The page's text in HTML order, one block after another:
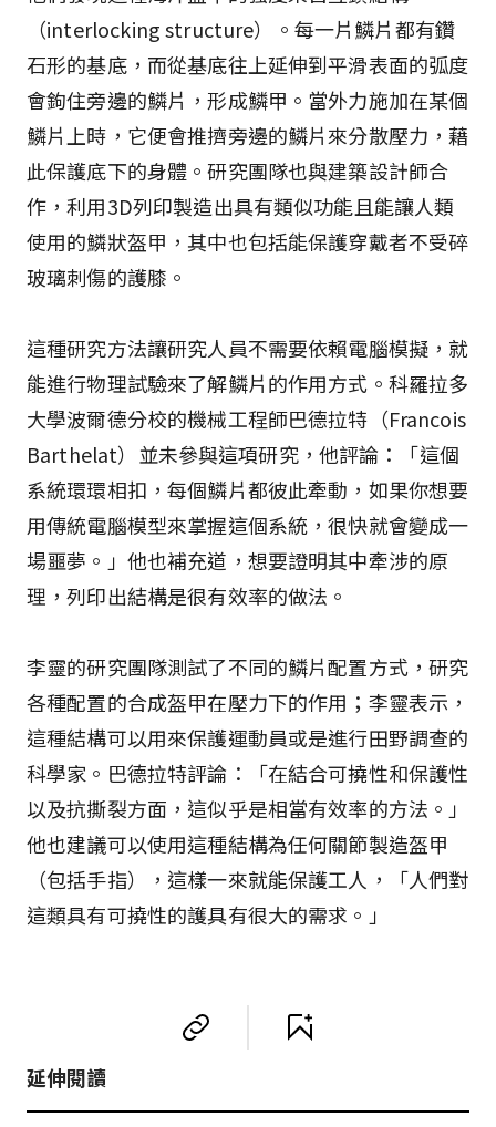
（interlocking structure）。每一片鱗片都有鑽
石形的基底，而從基底往上延伸到平滑表面的弧度
會鉤住旁邊的鱗片，形成鱗甲。當外力施加在某個
鱗片上時，它便會推擠旁邊的鱗片來分散壓力，藉
此保護底下的身體。研究團隊也與建築設計師合
作，利用3D列印製造出具有類似功能且能讓人類
使用的鱗狀盔甲，其中也包括能保護穿戴者不受碎
玻璃刺傷的護膝。
這種研究方法讓研究人員不需要依賴電腦模擬，就
能進行物理試驗來了解鱗片的作用方式。科羅拉多
大學波爾德分校的機械工程師巴德拉特（Francois
Barthelat）並未參與這項研究，他評論：「這個
系統環環相扣，每個鱗片都彼此牽動，如果你想要
用傳統電腦模型來掌握這個系統，很快就會變成一
場噩夢。」他也補充道，想要證明其中牽涉的原
理，列印出結構是很有效率的做法。
李靈的研究團隊測試了不同的鱗片配置方式，研究
各種配置的合成盔甲在壓力下的作用；李靈表示，
這種結構可以用來保護運動員或是進行田野調查的
科學家。巴德拉特評論：「在結合可撓性和保護性
以及抗撕裂方面，這似乎是相當有效率的方法。」
他也建議可以使用這種結構為任何關節製造盔甲
（包括手指），這樣一來就能保護工人，「人們對
這類具有可撓性的護具有很大的需求。」
延伸閱讀